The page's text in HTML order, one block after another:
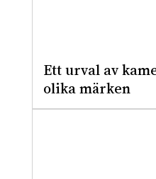
Ett urval av
olika märken